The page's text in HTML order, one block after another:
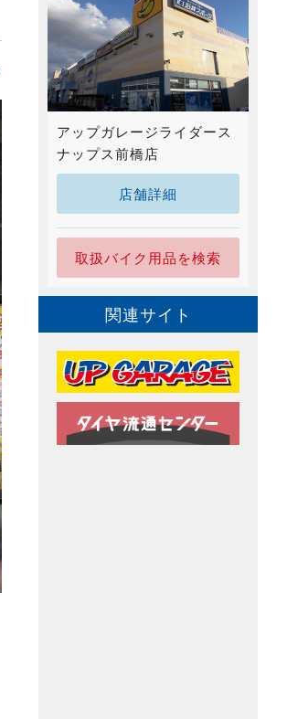
アップガレージライダース
ナップス前橋店
店舗詳細
取扱バイク用品を検索
関連サイト